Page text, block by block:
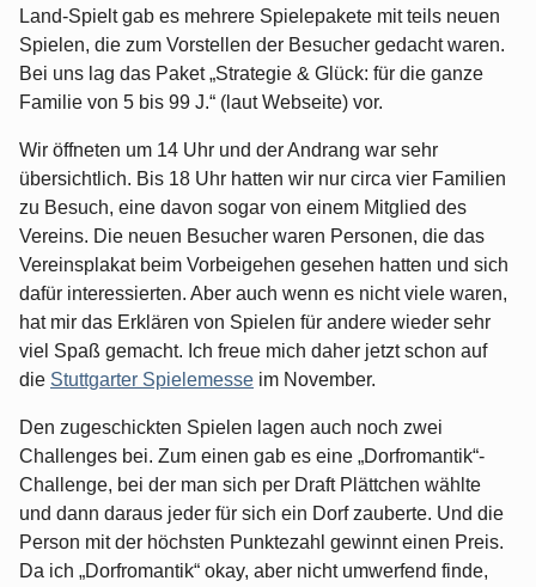
Land-Spielt gab es mehrere Spielepakete mit teils neuen
Spielen, die zum Vorstellen der Besucher gedacht waren.
Bei uns lag das Paket „Strategie & Glück: für die ganze
Familie von 5 bis 99 J.“ (laut Webseite) vor.
Wir öffneten um 14 Uhr und der Andrang war sehr
übersichtlich. Bis 18 Uhr hatten wir nur circa vier Familien
zu Besuch, eine davon sogar von einem Mitglied des
Vereins. Die neuen Besucher waren Personen, die das
Vereinsplakat beim Vorbeigehen gesehen hatten und sich
dafür interessierten. Aber auch wenn es nicht viele waren,
hat mir das Erklären von Spielen für andere wieder sehr
viel Spaß gemacht. Ich freue mich daher jetzt schon auf
die Stuttgarter Spielemesse im November.
Den zugeschickten Spielen lagen auch noch zwei
Challenges bei. Zum einen gab es eine „Dorfromantik“-
Challenge, bei der man sich per Draft Plättchen wählte
und dann daraus jeder für sich ein Dorf zauberte. Und die
Person mit der höchsten Punktezahl gewinnt einen Preis.
Da ich „Dorfromantik“ okay, aber nicht umwerfend finde,